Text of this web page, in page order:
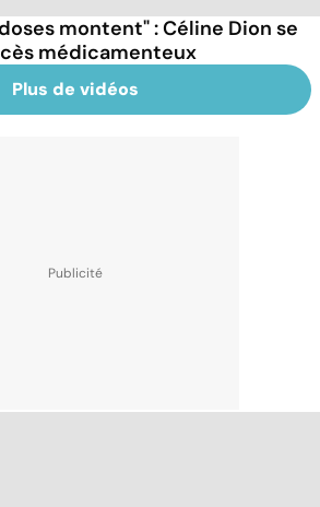
montent" : Céline Dion se
médicamenteux
Plus de vidéos